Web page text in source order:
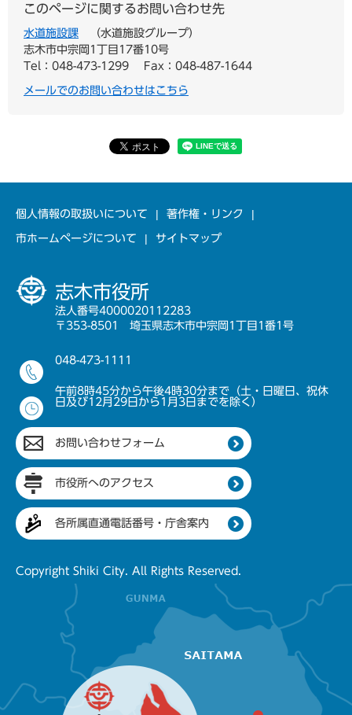
このページに関するお問い合わせ先
水道施設課
水道施設グループ
志木市中宗岡1丁目17番10号
Tel：048-473-1299
Fax：048-487-1644
メールでのお問い合わせはこちら
個人情報の取扱いについて 著作権・リンク
市ホームページについて サイトマップ
志木市役所
法人番号4000020112283
〒353-8501 埼玉県志木市中宗岡1丁目1番1号
048-473-1111
午前8時45分から午後4時30分まで（土・日曜日、祝休
日及び12月29日から1月3日までを除く）
お問い合わせフォーム
市役所へのアクセス
各所属直通電話番号・庁舎案内
Copyright Shiki City. All Rights Reserved.